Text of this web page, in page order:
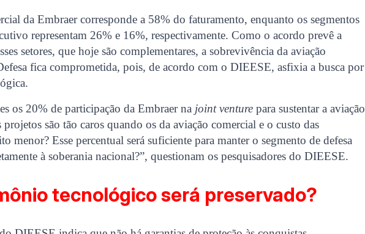
da Embraer corresponde a 58% do faturamento, enquanto os segmentos
representam 26% e 16%, respectivamente. Como o acordo prevê a
setores, que hoje são complementares, a sobrevivência da aviação
fica comprometida, pois, de acordo com o DIEESE, asfixia a busca por
os 20% de participação da Embraer na joint venturepara sustentar a aviação
são tão caros quando os da aviação comercial e o custo das
menor? Esse percentual será suficiente para manter o segmento de defesa
à soberania nacional?”, questionam os pesquisadores do DIEESE.
tecnológico será preservado?